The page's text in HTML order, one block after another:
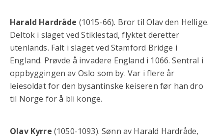
Harald Hardråde (1015-66). Bror til Olav den Hellige.
Deltok i slaget ved Stiklestad, flyktet deretter
utenlands. Falt i slaget ved Stamford Bridge i
England. Prøvde å invadere England i 1066. Sentral i
oppbyggingen av Oslo som by. Var i flere år
leiesoldat for den bysantinske keiseren før han dro
til Norge for å bli konge.
Olav Kyrre (1050-1093). Sønn av Harald Hardråde,